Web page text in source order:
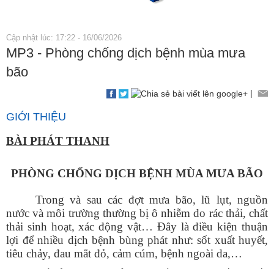
Cập nhật lúc: 17:22 - 16/06/2026
MP3 - Phòng chống dịch bệnh mùa mưa
bão
|
GIỚI THIỆU
BÀI PHÁT THANH
PHÒNG CHỐNG DỊCH BỆNH MÙAMƯA BÃO
Trong và sau các đợt mưa bão, lũ lụt, nguồn
nước và môi trường thường bị ô nhiễm do rác thải, chất
thải sinh hoạt, xác động vật… Đây là điều kiện thuận
lợi để nhiều dịch bệnh bùng phát như: sốt xuất huyết,
tiêu chảy, đau mắt đỏ, cảm cúm, bệnh ngoài da,…